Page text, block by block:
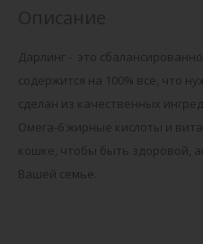
Дарлинг - это
содержится на 100% все, что
сделан из качественных
Омега-6 жирные кислоты и
кошке, чтобы быть здоровой,
Вашей семье.